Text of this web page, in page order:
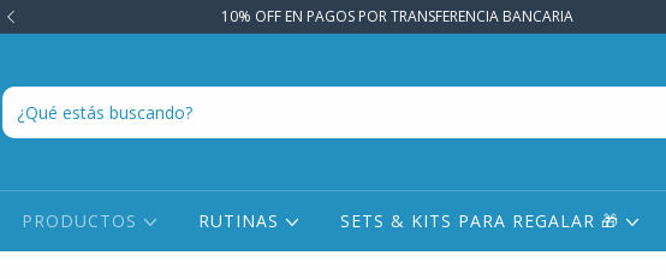
10% OFF EN PAGOS POR TRANSFERENCIA BANCARIA
PRODUCTOS RUTINAS SETS & KITS PARA REGALAR 🎁